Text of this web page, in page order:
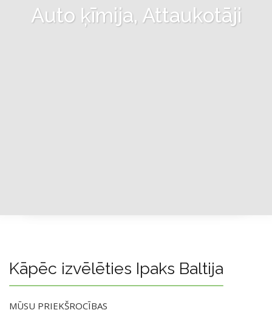
Auto ķīmija, Attaukotāji
Kāpēc izvēlēties Ipaks Baltija
MŪSU PRIEKŠROCĪBAS